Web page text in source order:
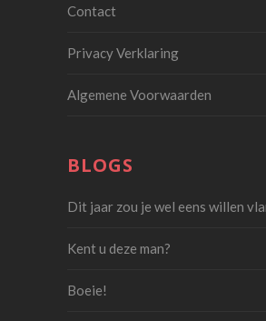
Contact
Privacy Verklaring
Algemene Voorwaarden
BLOGS
Dit jaar zou je wel eens willen
Kent u deze man?
Boeie!